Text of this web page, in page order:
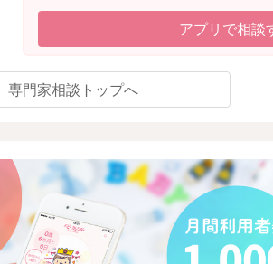
アプリで相談
専門家相談トップへ